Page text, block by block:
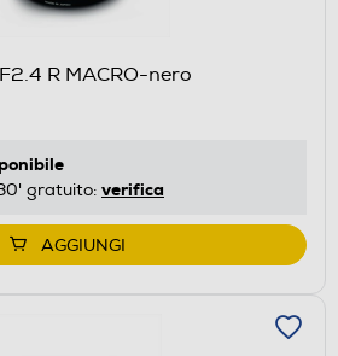
R MACRO-nero
gratuito: verifica
AGGIUNGI